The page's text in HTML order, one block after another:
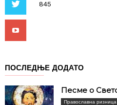
ПОСЛЕДЊЕ ДОДАТО
Песме о
Православна ризница